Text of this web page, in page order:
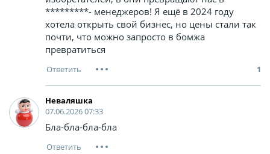
*********- менеджеров! Я ещё в 2024 году
хотела открыть свой бизнес, но цены стали так
почти, что можно запросто в бомжа
превратиться
1
Неваляшка
07.06.2026 07:33
Бла-бла-бла-бла